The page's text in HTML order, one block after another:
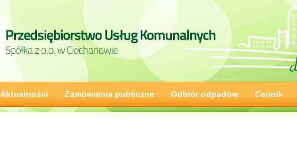
Aktualności Zamówienia publiczne Odbiór odpadów Cennik